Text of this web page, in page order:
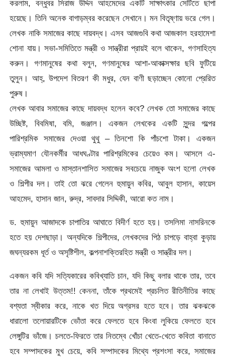
করলাম, বন্ধুবর সিরাজ উদ্দিন আহমেদের একটি সাক্ষাৎকার সেটিতে ছাপা
হয়েছে। তিনি অনেক বাগাড়ম্বর করেছেন সেখানে। মন বিতৃষ্ণায় ভরে গেল।
লেখক নাকি সমাজের কাছে দায়বদ্ধ। এসব আজগুবি কথা আজকাল হরহামেশা
শোনা যায়। সভা-সমিতিতে মন্ত্রী ও সান্ত্রীরা প্রায়ই বলে থাকেন, গণসাহিত্য
করুন। গণমানুষের কথা বলুন, গণমানুষের আশা-আকাক্সক্ষার ছবি ফুটিয়ে
তুলুন। আহ্, উপদেশ বিতরণ কী মধুর, যেন বাণী ছড়াচ্ছেন কোনো প্রেরিত
পুরুষ।
লেখক আবার সমাজের কাছে দায়বদ্ধ হলেন কবে? লেখক তো সমাজের কাছে
উচ্ছিষ্ট, বিবমিষা, বমি, জঞ্জাল। একজন লেখকের একটি সুন্দর গল্পের
পারিশ্রমিক সমাজের দেওয়া থুথু – তিনশো কি পাঁচশো টাকা। একজন
ভ্রাম্যমাণ যৌনকর্মীর আধঘণ্টার পারিশ্রমিকের চেয়েও কম। আসলে এ-
সমাজের আমলা ও মাস্তানশাসিত সমাজের সবচেয়ে নাজুক অংশ হলো লেখক
ও শিল্পীর দল। তাই তো ঝরে গেলেন হুমায়ুন কবির, আবুল হাসান, কায়েস
আহমেদ, হাসান জান, রুদ্র, সাবদার সিদ্দিকী, আরো কত নাম।
ড. হুমায়ুন আজাদকে চাপাতির আঘাতে বিদীর্ণ হতে হয়। তসলিমা নাসরিনকে
হতে হয় দেশছাড়া। অন্যদিকে শিল্পীদের, লেখকদের পিঠ চাপড়ে বাহ্বা কুড়ায়
জঘন্যরকম ধূর্ত ও অসৃষ্টিশীল, কল্পনাশক্তিরহিত মন্ত্রী ও সান্ত্রীর দল।
একজন কবি যদি সত্যিকারের কবিখ্যাতি চান, যদি কিছু বলার থাকে তার, তবে
তার না লেখাই উত্তম!! কেননা, তাঁকে প্রথমেই প্রচলিত রীতিনীতির কাছে
বশ্যতা স্বীকার করে, নাকে খত দিয়ে অগ্রসর হতে হবে। তার ঝকঝকে
ধারালো তলোয়ারটিকে ভোঁতা করে ফেলতে হবে কিংবা লুকিয়ে ফেলতে হবে
লেঙ্গুটির ভাঁজে। চলতে-ফিরতে তার নিতম্বে খোঁচা খেতে-খেতে কবিতা বানাতে
হবে সম্পাদকের মুখ চেয়ে, কবি সম্পাদকের মিথ্যে প্রশংসা করে, সমাজের